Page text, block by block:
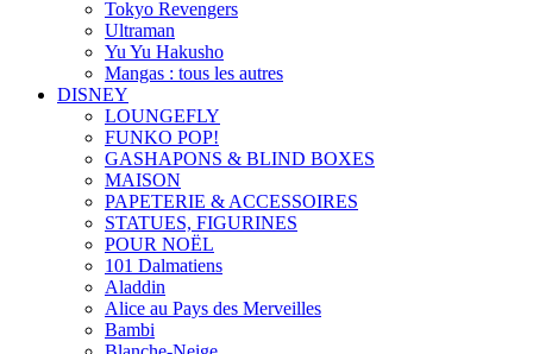
Tokyo Revengers
Ultraman
Yu Yu Hakusho
Mangas : tous les autres
DISNEY
LOUNGEFLY
FUNKO POP!
GASHAPONS & BLIND BOXES
MAISON
PAPETERIE & ACCESSOIRES
STATUES, FIGURINES
POUR NOËL
101 Dalmatiens
Aladdin
Alice au Pays des Merveilles
Bambi